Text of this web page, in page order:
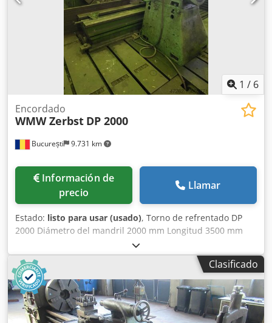
1 / 6
București 9.731 km
Encordado
WMW Zerbst DP 2000
Información de
precio
Llamar
Estado: listo para usar (usado), Torno de refrentado DP
2000 Diámetro del mandril 2000 mm Longitud 3500 mm
Peso aproximado 22 toneladas Dedpfx Asv Hx R Njcfokr
Clasificado